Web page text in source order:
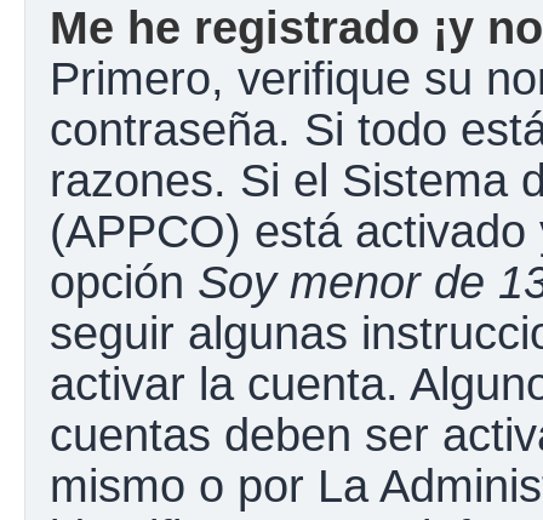
Me he registrado ¡y
Primero, verifique su
contraseña. Si todo
razones. Si el Sistema
(APPCO) está
opción Soy menor de
seguir algunas
activar la cuenta.
cuentas deben ser
mismo o por La